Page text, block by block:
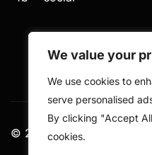
We value your
We use cookies to
serve personalised
By clicking "Accept
cookies.
© 2026 De Weegschalen